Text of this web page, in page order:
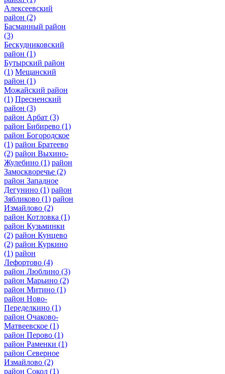
Алексеевский
район (2)
Басманный район
(3)
Бескудниковский
район (1)
Бутырский район
(1) Мещанский
район (1)
Можайский район
(1) Пресненский
район (3)
район Арбат (3)
район Бибирево (1)
район Богородское
(1) район Братеево
(2) район Выхино-
Жулебино (1) район
Замоскворечье (2)
район Западное
Дегунино (1) район
Зябликово (1) район
Измайлово (2)
район Котловка (1)
район Кузьминки
(2) район Кунцево
(2) район Куркино
(1) район
Лефортово (4)
район Люблино (3)
район Марьино (2)
район Митино (1)
район Ново-
Переделкино (1)
район Очаково-
Матвеевское (1)
район Перово (1)
район Раменки (1)
район Северное
Измайлово (2)
район Сокол (1)